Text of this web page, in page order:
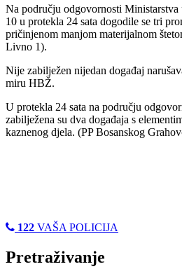
Na području odgovornosti
10 u protekla 24 sata dogodile se tri
pričinjenom manjom materijalnom
Livno 1).
Nije zabilježen nijedan događaj
miru HBŽ.
U protekla 24 sata na području
zabilježena su dva događaja s
kaznenog djela. (PP Bosanskog
122 VAŠA POLICIJA
Pretraživanje